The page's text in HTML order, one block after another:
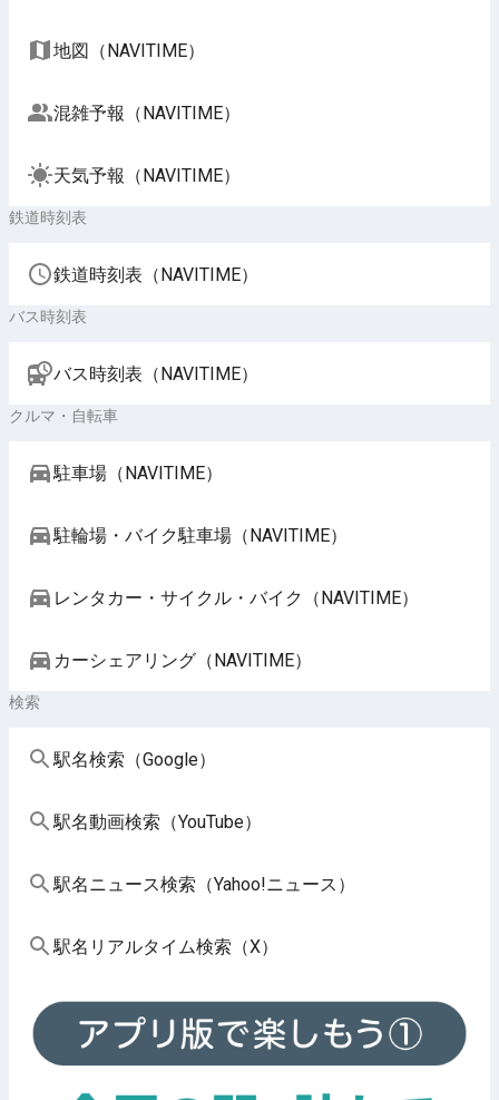
地図（NAVITIME）
混雑予報（NAVITIME）
天気予報（NAVITIME）
鉄道時刻表
鉄道時刻表（NAVITIME）
バス時刻表
バス時刻表（NAVITIME）
クルマ・自転車
駐車場（NAVITIME）
駐輪場・バイク駐車場（NAVITIME）
レンタカー・サイクル・バイク（NAVITIME）
カーシェアリング（NAVITIME）
検索
駅名検索（Google）
駅名動画検索（YouTube）
駅名ニュース検索（Yahoo!ニュース）
駅名リアルタイム検索（X）